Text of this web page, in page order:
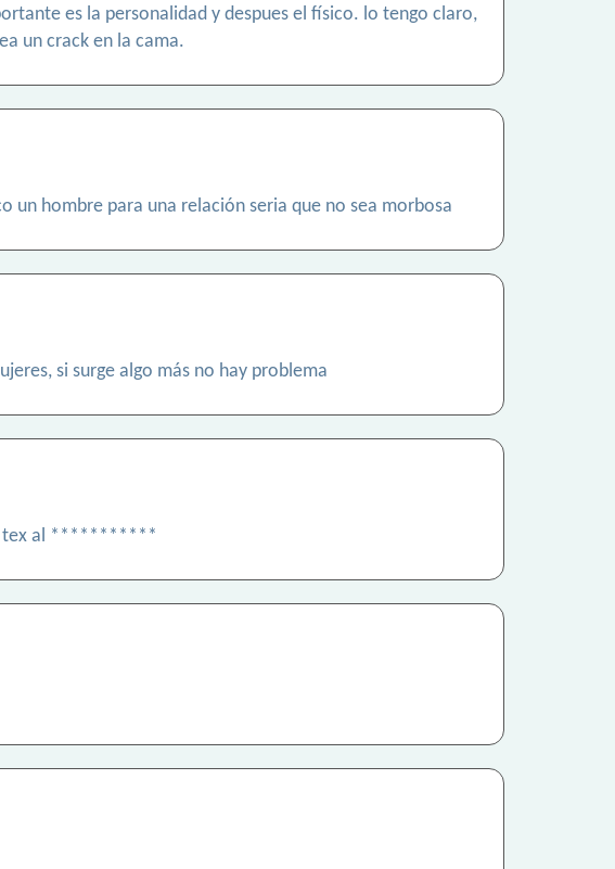
es la personalidad y despues el físico. lo tengo claro,
un crack en la cama.
un hombre para una relación seria que no sea morbosa
si surge algo más no hay problema
tex al ***********